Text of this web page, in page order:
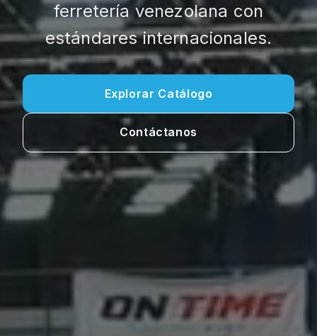
ferretería venezolana con
estándares internacionales.
Explorar Catálogo
Contáctanos